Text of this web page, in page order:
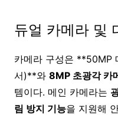
듀얼 카메라 및
카메라 구성은 **50MP
서)**와 8MP 초광각 카
템이다. 메인 카메라는
림 방지 기능을 지원해